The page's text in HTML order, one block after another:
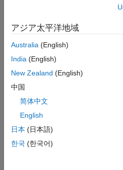
System.Enum 引数の受け渡し
NetDocEnum アセンブリの例
ソース コード例。
.NET 列挙メンバーの操作
この例では、
.NET 列挙メンバーの参照
列挙型のインスタンスとして、
します。
アジア太平洋地域
Australia (English)
India (English)
New Zealand (English)
中国
简体中文
English
日本 (日本語)
한국 (한국어)